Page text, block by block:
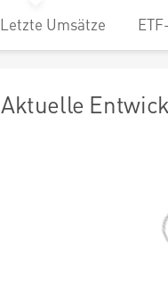
Letzte Umsätze
Aktuelle